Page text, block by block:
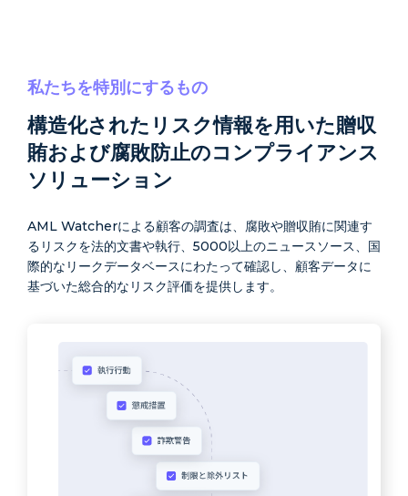
私たちを特別にするもの
構造化されたリスク情報を用いた贈収
賄および腐敗防止のコンプライアンス
ソリューション
AML Watcherによる顧客の調査は、腐敗や贈収賄に関連す
るリスクを法的文書や執行、5000以上のニュースソース、国
際的なリークデータベースにわたって確認し、顧客データに
基づいた総合的なリスク評価を提供します。